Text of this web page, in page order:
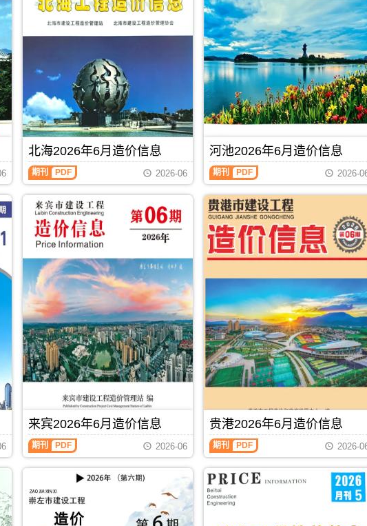
北海2026年6月造价信息
北
海
月
造
信
(北
海
工
程
造
价
信
息)，
北
设
工
程
造
价
息
高
期刊 PDF 2026-06
河池2026年6月造价信息
河
池
年
6
月
造
价
信
建
设
工
程
造
价
信
息)，
池
市
建
设
工
程
造
价
信
期刊 PDF 2026-
来宾2026年6月造价信息
来
宾
月
期刊 PDF 2026-06
贵港2026年6月造价信息
贵
港
年
6
月
期刊 PDF 2026-